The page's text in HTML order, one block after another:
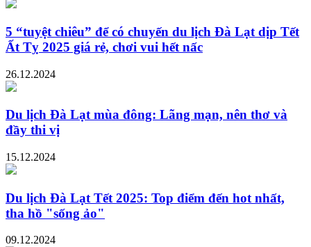
5 “tuyệt chiêu” để có chuyến du lịch Đà Lạt dịp Tết
Ất Tỵ 2025 giá rẻ, chơi vui hết nấc
26.12.2024
Du lịch Đà Lạt mùa đông: Lãng mạn, nên thơ và
đầy thi vị
15.12.2024
Du lịch Đà Lạt Tết 2025: Top điểm đến hot nhất,
tha hồ "sống ảo"
09.12.2024